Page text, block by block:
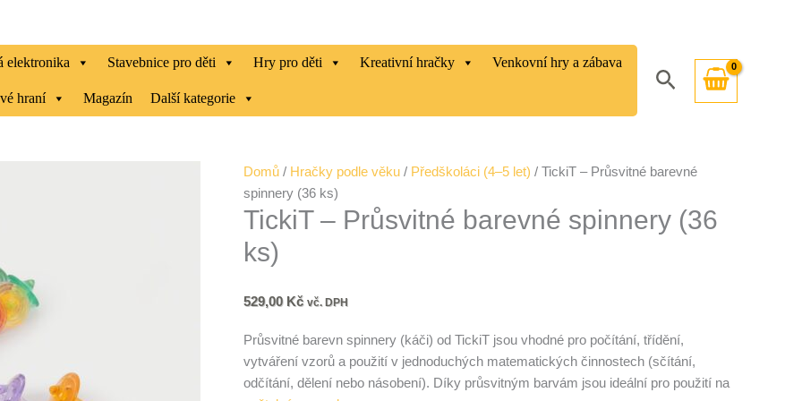
elektronika Stavebnice pro děti Hry pro děti Kreativní hračky Venkovní hry a zábava
hraní Magazín Další kategorie
Hledat
Domů / Hračky podle věku / Předškoláci (4–5 let) / TickiT – Průsvitné barevné
spinnery (36 ks)
TickiT – Průsvitné barevné spinnery (36
ks)
529,00 Kč vč. DPH
Průsvitné barevn spinnery (káči) od TickiT jsou vhodné pro počítání, třídění,
vytváření vzorů a použití v jednoduchých matematických činnostech (sčítání,
odčítání, dělení nebo násobení). Díky průsvitným barvám jsou ideální pro použití na
TickiT
-
Průsvitné
spinnery
ks)